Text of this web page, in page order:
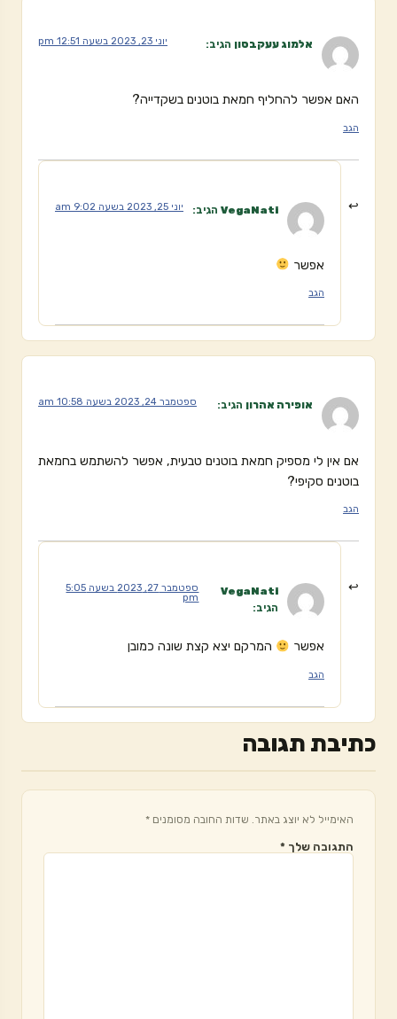
אלמוג עעקבסון הגיב: יוני 23, 2023 בשעה 12:51 pm
האם אפשר להחליף חמאת בוטנים בשקדייה?
הגב
VegaNati הגיב: יוני 25, 2023 בשעה 9:02 am
אפשר
הגב
אופירה אהרון הגיב: ספטמבר 24, 2023 בשעה 10:58 am
אם אין לי מספיק חמאת בוטנים טבעית, אפשר להשתמש בחמאת
בוטנים סקיפי?
הגב
VegaNati
הגיב:
ספטמבר 27, 2023 בשעה 5:05
pm
אפשר המרקם יצא קצת שונה כמובן
הגב
כתיבת תגובה
האימייל לא יוצג באתר. שדות החובה מסומנים *
התגובה שלך *